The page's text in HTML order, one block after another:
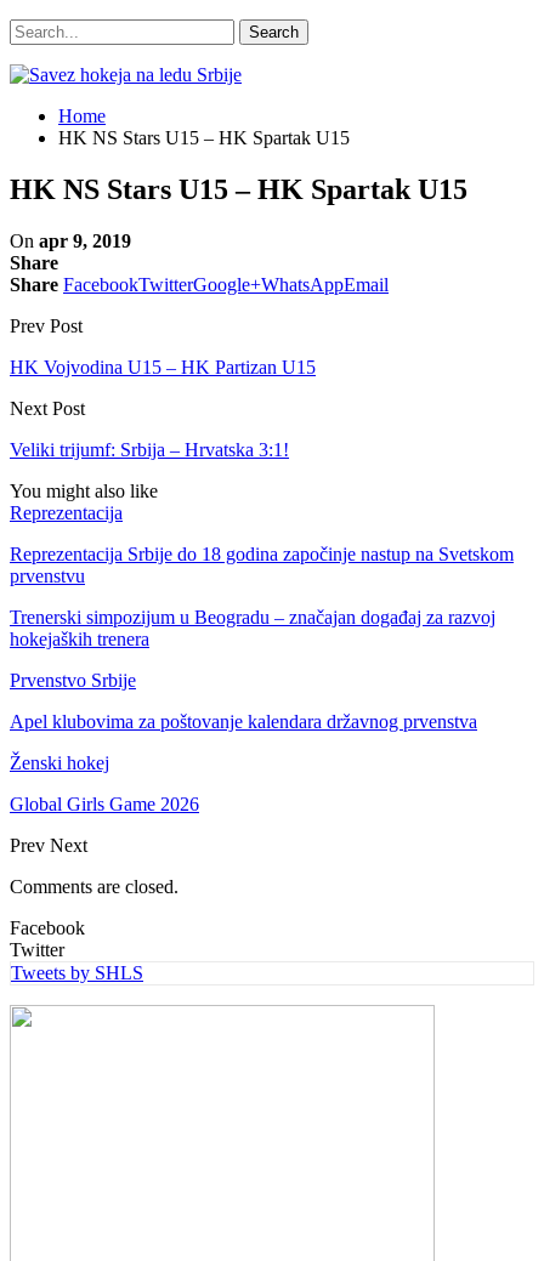
Home
HK NS Stars U15 – HK Spartak U15
HK NS Stars U15 – HK Spartak U15
On apr 9, 2019
Share
Share FacebookTwitterGoogle+WhatsAppEmail
Prev Post
HK Vojvodina U15 – HK Partizan U15
Next Post
Veliki trijumf: Srbija – Hrvatska 3:1!
You might also like
Reprezentacija
Reprezentacija Srbije do 18 godina započinje nastup na Svetskom
prvenstvu
Trenerski simpozijum u Beogradu – značajan događaj za razvoj
hokejaških trenera
Prvenstvo Srbije
Apel klubovima za poštovanje kalendara državnog prvenstva
Ženski hokej
Global Girls Game 2026
Prev Next
Comments are closed.
Facebook
Twitter
Tweets by SHLS